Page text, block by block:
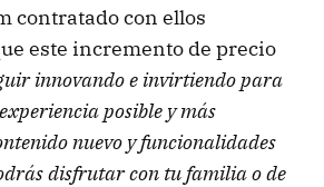
contratado con ellos
este incremento de precio
innovando e invirtiendo para
posible y más
nuevo y funcionalidades
disfrutar con tu familia o de